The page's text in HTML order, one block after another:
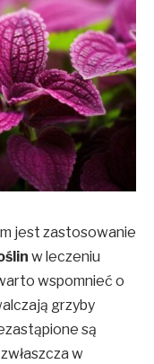
jest zastosowanie
w leczeniu
wspomnieć o
grzyby
są
zwłaszcza w